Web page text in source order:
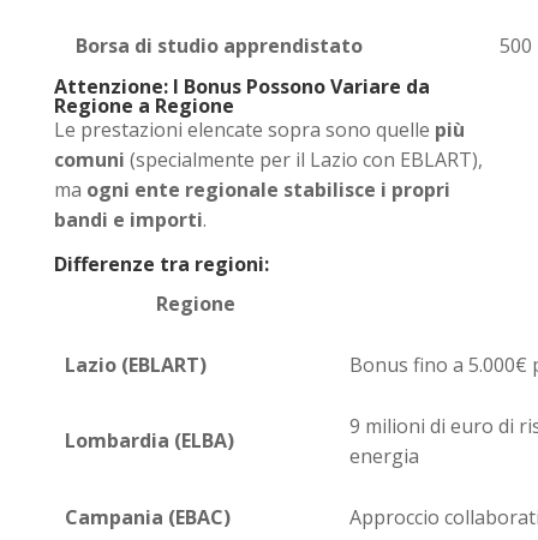
Borsa di studio apprendistato
Attenzione: I Bonus Possono Variare da
Regione a Regione
Le prestazioni elencate sopra sono quelle più
comuni (specialmente per il Lazio con EBLART),
ma ogni ente regionale stabilisce i propri
bandi e importi.
Differenze tra regioni:
Regione
Lazio (EBLART) Bonus fino a
Lombardia (ELBA)
9 milioni di euro di
energia
Campania (EBAC) Approccio